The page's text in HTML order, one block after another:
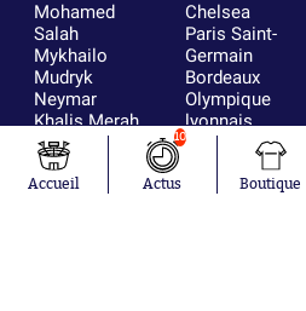
Mohamed
Salah
Mykhailo
Mudryk
Neymar
Khalis Merah
Loïs Openda
Moussa
Niakhaté
Chelsea
Paris Saint-
Germain
Bordeaux
Olympique
lyonnais
FIFA
Real Madrid
RC Strasbourg
Accueil
10
Actus Boutique